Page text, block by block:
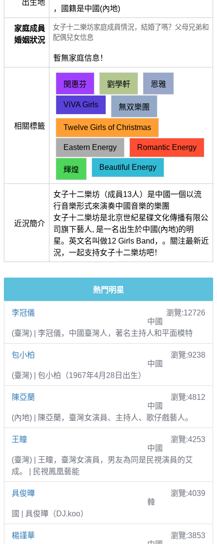
出生地
，國籍是中國(內地)
家庭成員
婚姻狀況
女子十二樂坊家庭成員情況，結婚了嗎？父母兄弟和
配偶兒女信息
暫無家庭信息！
相關標籤
閔惠芬 劉學軒 恩雅
ViVA Girls 無双樂團
Twelve Girls of Christmas
Eastern Energy Romantic Energy
輝煌 Beautiful Energy
近況簡介
女子十二樂坊（成員13人）是中國一個以流
行音樂形式來演奏中國音樂的樂團
女子十二樂坊是北京世紀星碟文化傳播有限公
司旗下藝人, 是一名出生於中國(內地)的明
星。英文名叫做12 Girls Band，。關注最新近
況，一起支持女子十二樂坊吧！
熱門明星
李冠儀
瀏覽:12726
中國
(臺灣) | 李冠儀，中國臺灣人，著名主持人和平面模特
包小柏
瀏覽:9238
中國
(臺灣) | 包小柏（1967年4月28日出生）
陳亞蘭
瀏覽:4812
中國
(內地) | 陳亞蘭，臺灣女演員、主持人、歌仔戲藝人。
王瞳
瀏覽:4253
中國
(臺灣) | 王瞳，臺灣女演員，男友為同是民視演員的艾
成。 | 民視鳳凰藝能
具俊曄
瀏覽:4039
韓
國 | 具俊曄（DJ.koo）
楊謹華
瀏覽:3853